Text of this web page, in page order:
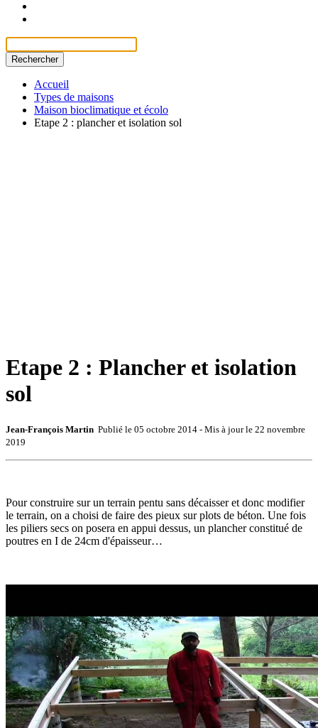
Rechercher
Accueil
Types de maisons
Maison bioclimatique et écolo
Etape 2 : plancher et isolation sol
Etape 2 : Plancher et isolation
sol
Jean-François Martin Publié le 05 octobre 2014 - Mis à jour le 22 novembre
2019
Pour construire sur un terrain pentu sans décaisser et donc modifier
le terrain, on a choisi de faire des pieux sur plots de béton. Une fois
les piliers secs on posera en appui dessus, un plancher constitué de
poutres en I de 24cm d'épaisseur…